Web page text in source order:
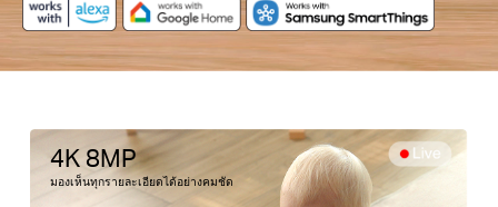
4K 8MP
มองเห็นทุกรายละเอียดได้อย่างคมชัด